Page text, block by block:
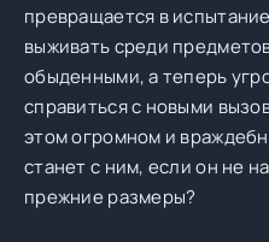
превращается в
выживать среди
обыденными, а теперь
справиться с новыми
этом огромном и
станет с ним, если он не
прежние размеры?